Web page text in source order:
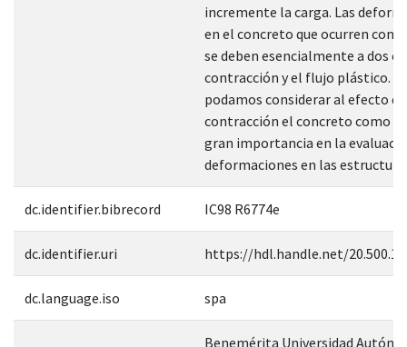
incremente la carga. Las
en el concreto que ocurren con
se deben esencialmente a dos
contracción y el flujo plástico.
podamos considerar al efecto
contracción el concreto como
gran importancia en la
deformaciones en las
dc.identifier.bibrecord IC98 R6774e
dc.identifier.uri https://hdl.handle.net/
dc.language.iso spa
Benemérita Universidad